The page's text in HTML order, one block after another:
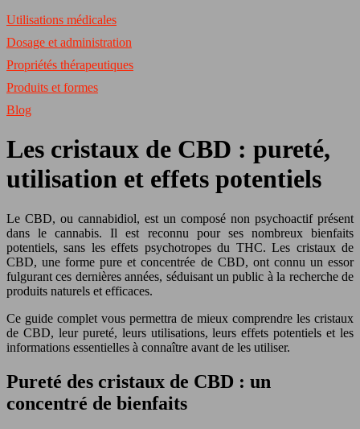
Utilisations médicales
Dosage et administration
Propriétés thérapeutiques
Produits et formes
Blog
Les cristaux de CBD : pureté,
utilisation et effets potentiels
Le CBD, ou cannabidiol, est un composé non psychoactif présent
dans le cannabis. Il est reconnu pour ses nombreux bienfaits
potentiels, sans les effets psychotropes du THC. Les cristaux de
CBD, une forme pure et concentrée de CBD, ont connu un essor
fulgurant ces dernières années, séduisant un public à la recherche de
produits naturels et efficaces.
Ce guide complet vous permettra de mieux comprendre les cristaux
de CBD, leur pureté, leurs utilisations, leurs effets potentiels et les
informations essentielles à connaître avant de les utiliser.
Pureté des cristaux de CBD : un
concentré de bienfaits